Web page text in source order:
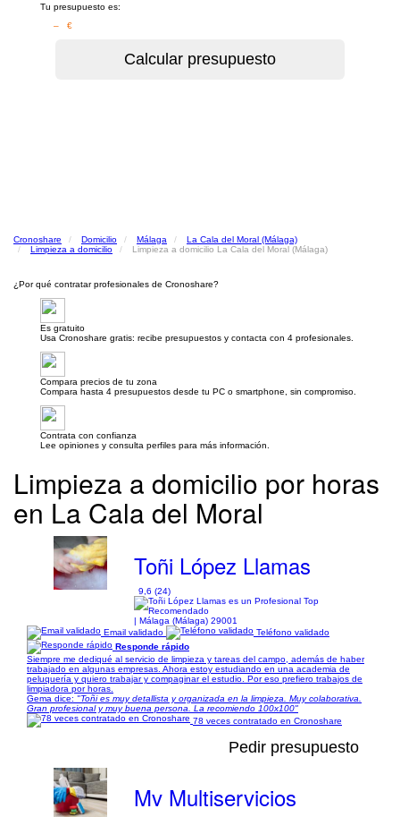
Tu presupuesto es:
– €
Cronoshare Domicilio Málaga
La Cala del Moral (Málaga)
Limpieza a domicilio
Limpieza a domicilio La Cala del Moral (Málaga)
¿Por qué contratar profesionales de Cronoshare?
Es gratuito
Usa Cronoshare gratis: recibe presupuestos y contacta con 4 profesionales.
Compara precios de tu zona
Compara hasta 4 presupuestos desde tu PC o smartphone, sin compromiso.
Contrata con confianza
Lee opiniones y consulta perfiles para más información.
Limpieza a domicilio por horas
en La Cala del Moral
Toñi López Llamas
9,6 (24)
| Málaga (Málaga) 29001
Email validado
Teléfono validado
Responde rápido
Siempre me dediqué al servicio de limpieza y tareas del campo, además de haber
trabajado en algunas empresas. Ahora estoy estudiando en una academia de
peluquería y quiero trabajar y compaginar el estudio. Por eso prefiero trabajos de
limpiadora por horas.
Gema dice: "Toñi es muy detallista y organizada en la limpieza. Muy colaborativa.
Gran profesional y muy buena persona. La recomiendo 100x100"
78 veces contratado en Cronoshare
Pedir presupuesto
Mv Multiservicios